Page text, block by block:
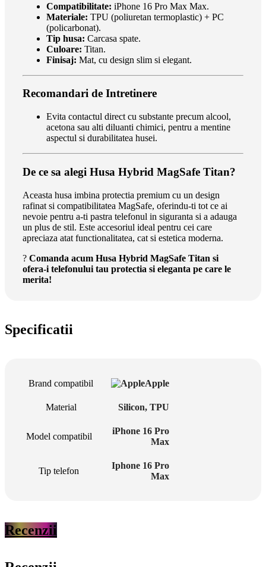
Compatibilitate: iPhone 16 Pro Max Max.
Materiale: TPU (poliuretan termoplastic) + PC
(policarbonat).
Tip husa: Carcasa spate.
Culoare: Titan.
Finisaj: Mat, cu design slim si elegant.
Recomandari de Intretinere
Evita contactul direct cu substante precum alcool,
acetona sau alti diluanti chimici, pentru a mentine
aspectul si durabilitatea husei.
De ce sa alegi Husa Hybrid MagSafe Titan?
Aceasta husa imbina protectia premium cu un design
rafinat si compatibilitatea MagSafe, oferindu-ti tot ce ai
nevoie pentru a-ti pastra telefonul in siguranta si a adauga
un plus de stil. Este accesoriul ideal pentru cei care
apreciaza atat functionalitatea, cat si estetica moderna.
? Comanda acum Husa Hybrid MagSafe Titan si
ofera-i telefonului tau protectia si eleganta pe care le
merita!
Specificatii
Brand compatibil Apple
Material Silicon, TPU
Model compatibil
iPhone 16 Pro
Max
Tip telefon
Iphone 16 Pro
Max
Recenzii